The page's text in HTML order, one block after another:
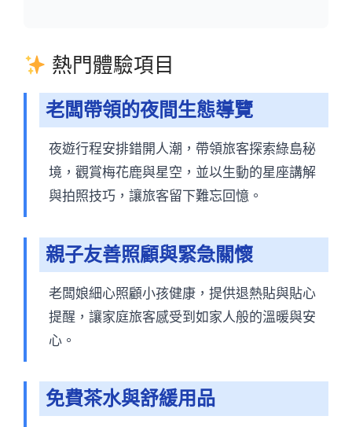
熱門體驗項目
老闆帶領的夜間生態導覽
夜遊行程安排錯開人潮，帶領旅客探索綠島秘
境，觀賞梅花鹿與星空，並以生動的星座講解
與拍照技巧，讓旅客留下難忘回憶。
親子友善照顧與緊急關懷
老闆娘細心照顧小孩健康，提供退熱貼與貼心
提醒，讓家庭旅客感受到如家人般的溫暖與安
心。
免費茶水與舒緩用品